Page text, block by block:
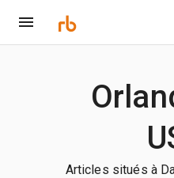
Articles situés à